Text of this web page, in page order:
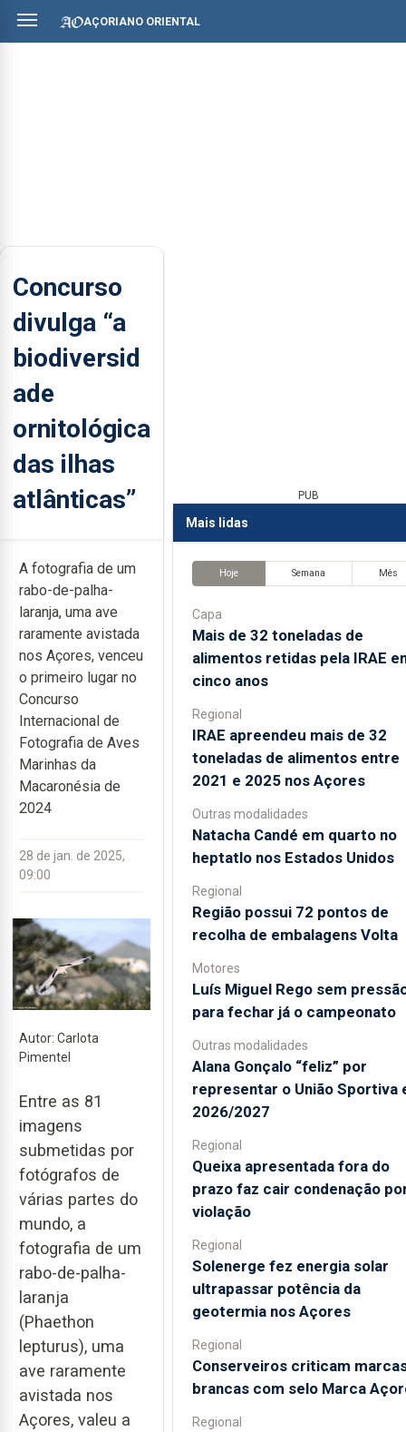
AÇORIANO ORIENTAL
Concurso
divulga “a
biodiversid
ade
ornitológica
das ilhas
atlânticas”
A fotografia de um
rabo-de-palha-
laranja, uma ave
raramente avistada
nos Açores, venceu
o primeiro lugar no
Concurso
Internacional de
Fotografia de Aves
Marinhas da
Macaronésia de
2024
28 de jan. de 2025,
09:00
Autor: Carlota
Pimentel
Entre as 81
imagens
submetidas por
fotógrafos de
várias partes do
mundo, a
fotografia de um
rabo-de-palha-
laranja
(Phaethon
lepturus), uma
ave raramente
avistada nos
Açores, valeu a
PUB
Mais lidas
Hoje Semana Mês
Capa
Mais de 32 toneladas de
alimentos retidas pela IRAE
cinco anos
Regional
IRAE apreendeu mais de 32
toneladas de alimentos entre
2021 e 2025 nos Açores
Outras modalidades
Natacha Candé em quarto no
heptatlo nos Estados Unidos
Regional
Região possui 72 pontos de
recolha de embalagens Volta
Motores
Luís Miguel Rego sem
para fechar já o campeonato
Outras modalidades
Alana Gonçalo “feliz” por
representar o União Sportiva
2026/2027
Regional
Queixa apresentada fora do
prazo faz cair condenação
violação
Regional
Solenerge fez energia solar
ultrapassar potência da
geotermia nos Açores
Regional
Conserveiros criticam
brancas com selo Marca
Regional